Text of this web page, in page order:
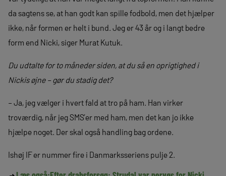
da sagtens se, at han godt kan spille fodbold, men det hjælper
ikke, når formen er helt i bund. Jeg er 43 år og i langt bedre
form end Nicki, siger Murat Kutuk.
Du udtalte for to måneder siden, at du så en oprigtighed i
Nickis øjne – gør du stadig det?
– Ja, jeg vælger i hvert fald at tro på ham. Han virker
troværdig, når jeg SMS’er med ham, men det kan jo ikke
hjælpe noget. Der skal også handling bag ordene.
Ishøj IF er nummer fire i Danmarksseriens pulje 2.